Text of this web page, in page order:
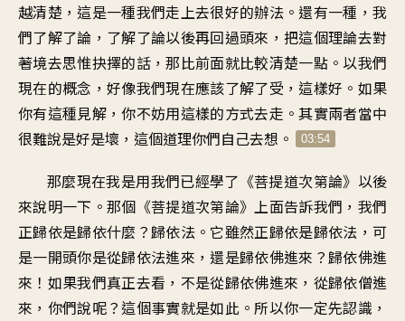
越清楚，這是一種我們走上去很好的辦法。還有一種，我
們了解了論，了解了論以後再回過頭來，把這個理論去對
著境去思惟抉擇的話，那比前面就比較清楚一點。以我們
現在的概念，好像我們現在應該了解了受，這樣好。如果
你有這種見解，你不妨用這樣的方式去走。其實兩者當中
很難說是好是壞，這個道理你們自己去想。
03:54
那麼現在我是用我們已經學了《菩提道次第論》以後
來說明一下。那個《菩提道次第論》上面告訴我們，我們
正歸依是歸依什麼？歸依法。它雖然正歸依是歸依法，可
是一開頭你是從歸依法進來，還是歸依佛進來？歸依佛進
來！如果我們真正去看，不是從歸依佛進來，從歸依僧進
來，你們說呢？這個事實就是如此。所以你一定先認識，